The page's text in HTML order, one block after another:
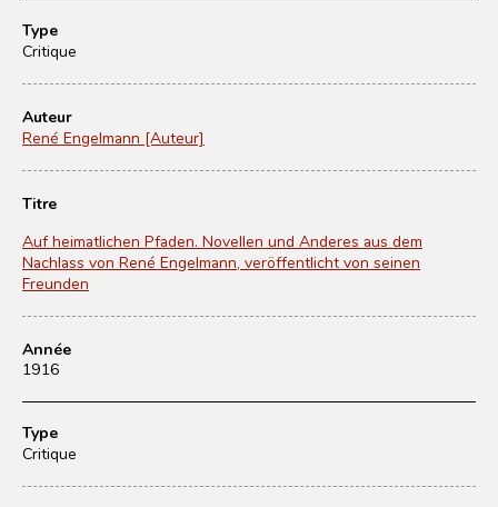
Type
Critique
Auteur
René Engelmann [Auteur]
Titre
Auf heimatlichen Pfaden. Novellen und Anderes aus dem
Nachlass von René Engelmann, veröffentlicht von seinen
Freunden
Année
1916
Type
Critique